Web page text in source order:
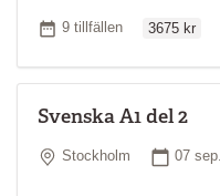
Antal tillfällen
9 tillfällen 3675 kr
Svenska A1 del 2
Plats
Stockholm 07